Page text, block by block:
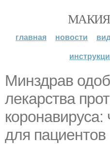
главная новости
Минздрав
лекарства
коронавируса:
для пациентов